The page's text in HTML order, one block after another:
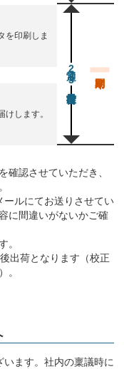
を印刷しま
します。
通常23営業日後出荷
確認させていただき、
ルにてお送りさせてい
に間違いがないかご確
。
出荷となります（校正
。
ます。社内の稟議時に